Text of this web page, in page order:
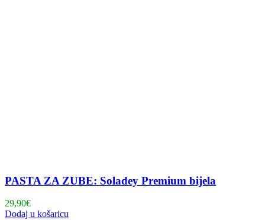
PASTA ZA ZUBE: Soladey Premium bijela
29,90€
Dodaj u košaricu